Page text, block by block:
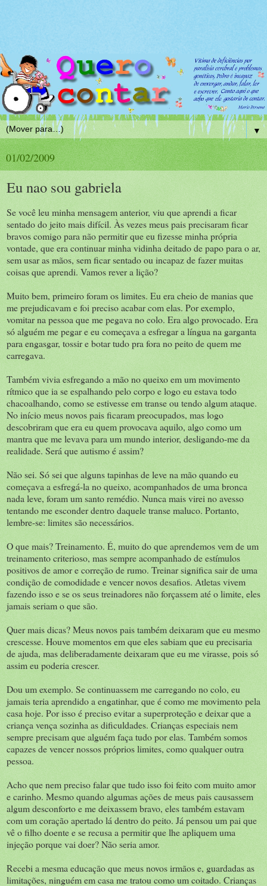
▼
01/02/2009
Eu nao sou gabriela
Se você leu minha mensagem anterior, viu que aprendi a ficar
sentado do jeito mais difícil. Às vezes meus pais precisaram ficar
bravos comigo para não permitir que eu fizesse minha própria
vontade, que era continuar minha vidinha deitado de papo para o ar,
sem usar as mãos, sem ficar sentado ou incapaz de fazer muitas
coisas que aprendi. Vamos rever a lição?
Muito bem, primeiro foram os limites. Eu era cheio de manias que
me prejudicavam e foi preciso acabar com elas. Por exemplo,
vomitar na pessoa que me pegava no colo. Era algo provocado. Era
só alguém me pegar e eu começava a esfregar a língua na garganta
para engasgar, tossir e botar tudo pra fora no peito de quem me
carregava.
Também vivia esfregando a mão no queixo em um movimento
rítmico que ia se espalhando pelo corpo e logo eu estava todo
chacoalhando, como se estivesse em transe ou tendo algum ataque.
No início meus novos pais ficaram preocupados, mas logo
descobriram que era eu quem provocava aquilo, algo como um
mantra que me levava para um mundo interior, desligando-me da
realidade. Será que autismo é assim?
Não sei. Só sei que alguns tapinhas de leve na mão quando eu
começava a esfregá-la no queixo, acompanhados de uma bronca
nada leve, foram um santo remédio. Nunca mais virei no avesso
tentando me esconder dentro daquele transe maluco. Portanto,
lembre-se: limites são necessários.
O que mais? Treinamento. É, muito do que aprendemos vem de um
treinamento criterioso, mas sempre acompanhado de estímulos
positivos de amor e correção de rumo. Treinar significa sair de uma
condição de comodidade e vencer novos desafios. Atletas vivem
fazendo isso e se os seus treinadores não forçassem até o limite, eles
jamais seriam o que são.
Quer mais dicas? Meus novos pais também deixaram que eu mesmo
crescesse. Houve momentos em que eles sabiam que eu precisaria
de ajuda, mas deliberadamente deixaram que eu me virasse, pois só
assim eu poderia crescer.
Dou um exemplo. Se continuassem me carregando no colo, eu
jamais teria aprendido a engatinhar, que é como me movimento pela
casa hoje. Por isso é preciso evitar a superproteção e deixar que a
criança vença sozinha as dificuldades. Crianças especiais nem
sempre precisam que alguém faça tudo por elas. Também somos
capazes de vencer nossos próprios limites, como qualquer outra
pessoa.
Acho que nem preciso falar que tudo isso foi feito com muito amor
e carinho. Mesmo quando algumas ações de meus pais causassem
algum desconforto e me deixassem bravo, eles também estavam
com um coração apertado lá dentro do peito. Já pensou um pai que
vê o filho doente e se recusa a permitir que lhe apliquem uma
injeção porque vai doer? Não seria amor.
Recebi a mesma educação que meus novos irmãos e, guardadas as
limitações, ninguém em casa me tratou como um coitado. Crianças